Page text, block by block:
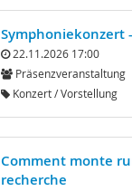
Symphoniekonzert
22.11.2026 17:00
Präsenzveranstaltung
Konzert / Vorstellung
Comment monte
recherche